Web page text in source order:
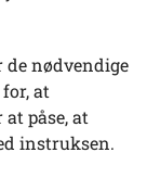
de nødvendige
at
påse, at
instruksen.